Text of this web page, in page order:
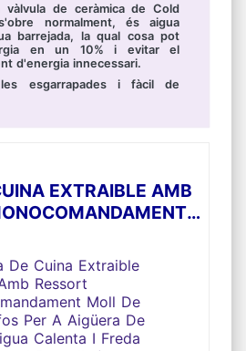
de ceràmica de Cold
normalment, és aigua
barrejada, la qual cosa pot
en un 10% i evitar el
d'energia innecessari.
esgarrapades i fàcil de
EXTRAIBLE AMB
AIGUA CALENTA
RASPALLAT)